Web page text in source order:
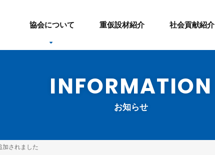
協会について 重仮設材紹介 社会貢献紹介
INFORMATION
お知らせ
加されました